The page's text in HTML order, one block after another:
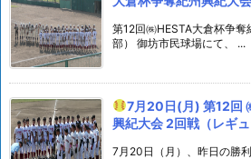
第12回㈱HESTA大倉杯争
部） 御坊市民球場にて、 ...
7月20日(月) 第12回
興紀大会 2回戦（レギュ
7月20日（月）、昨日の勝